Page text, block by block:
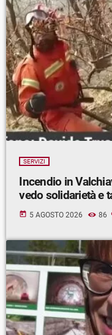
SERVIZI
Incendio in
vedo solidarietà e
today 5 AGOSTO 2026 86